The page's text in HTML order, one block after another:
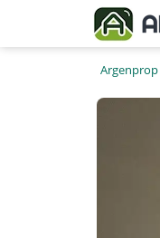
Argenprop